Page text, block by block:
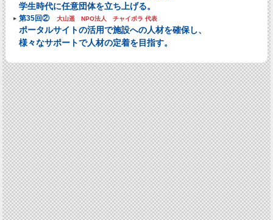
学生時代に任意団体を立ち上げる。
第35回② 大山遥 NPO法人 チャイボラ 代表
ポータルサイトの活用で施設への人材を確保し、
様々なサポートで人材の定着を目指す。